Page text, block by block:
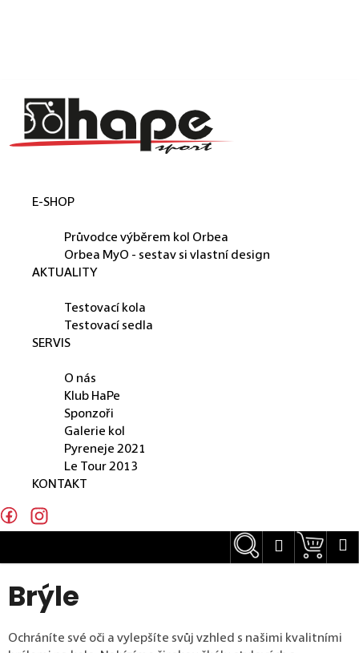
E-SHOP
Průvodce výběrem kol Orbea
Orbea MyO - sestav si vlastní design
AKTUALITY
Testovací kola
Testovací sedla
SERVIS
O nás
Klub HaPe
Sponzoři
Galerie kol
Pyreneje 2021
Le Tour 2013
KONTAKT
HledatPřihlášení
Brýle
Ochráníte své oči a vylepšíte svůj vzhled s našimi kvalitními
C
p
t
?